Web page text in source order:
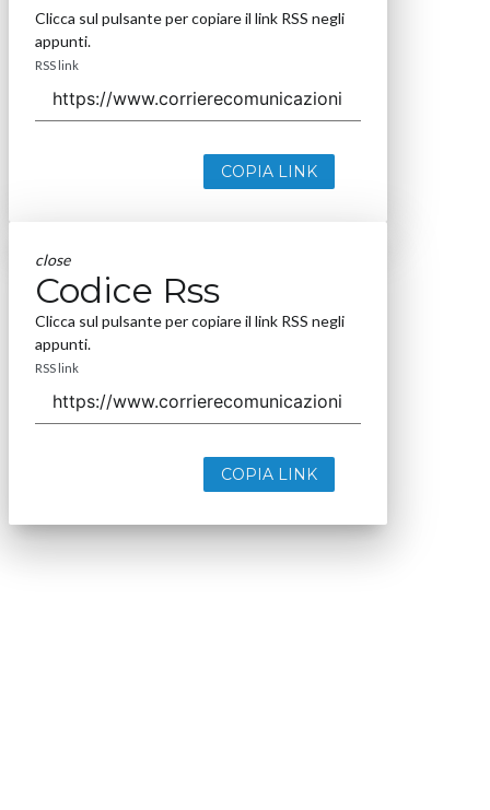
Clicca sul pulsante per copiare il link RSS negli
appunti.
RSS link
COPIA LINK
close
Codice Rss
Clicca sul pulsante per copiare il link RSS negli
appunti.
RSS link
COPIA LINK